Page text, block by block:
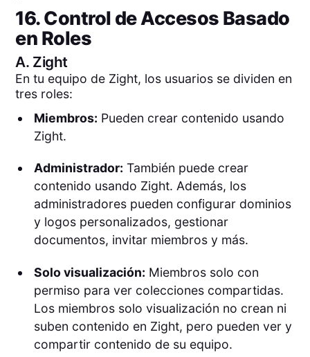
16. Control de Accesos Basado
en Roles
A. Zight
En tu equipo de Zight, los usuarios se dividen en
tres roles:
Miembros: Pueden crear contenido usando
Zight.
Administrador: También puede crear
contenido usando Zight. Además, los
administradores pueden configurar dominios
y logos personalizados, gestionar
documentos, invitar miembros y más.
Solo visualización: Miembros solo con
permiso para ver colecciones compartidas.
Los miembros solo visualización no crean ni
suben contenido en Zight, pero pueden ver y
compartir contenido de su equipo.